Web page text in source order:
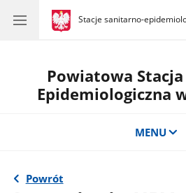
gov.pl
Stacje sanitarno-
gov.pl
Stacje
Powiatowa
Epidemiologiczna
MENU
Powrót